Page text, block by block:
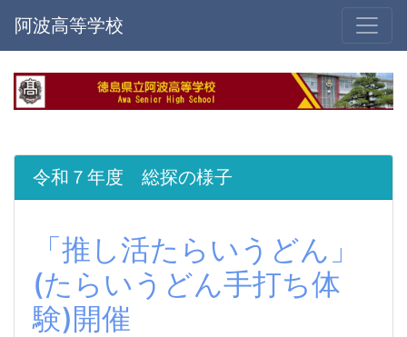
阿波高等学校
令和７年度 総探の様子
「推し活たらいうどん」
(たらいうどん手打ち体
験)開催